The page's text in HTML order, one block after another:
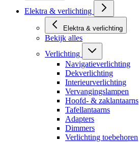
Elektra & verlichting
Elektra & verlichting
Bekijk alles
Verlichting
Navigatieverlichting
Dekverlichting
Interieurverlichting
Vervangingslampen
Hoofd- & zaklantaarns
Tafellantaarns
Adapters
Dimmers
Verlichting toebehoren